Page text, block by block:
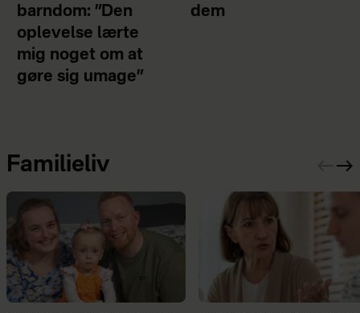
barndom: ”Den
oplevelse lærte
mig noget om at
gøre sig umage”
dem
Familieliv